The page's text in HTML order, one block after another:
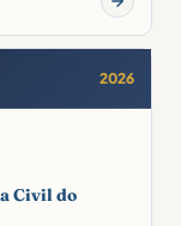
2026
Civil do